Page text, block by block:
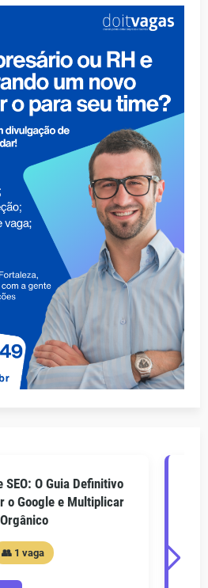
SEO: O Guia Definitivo
o Google e Multiplicar
👥 1 vaga